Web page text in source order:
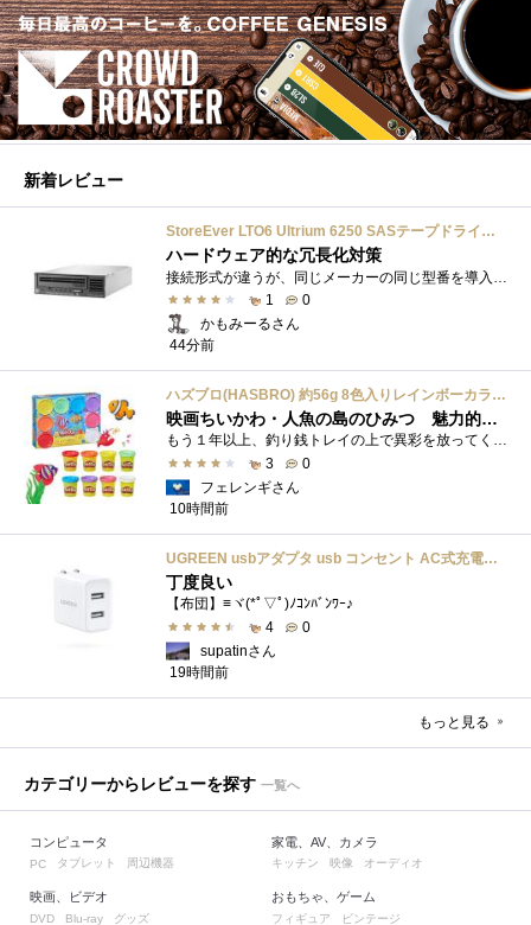
新着レビュー
StoreEver LTO6 Ultrium 6250 SASテープドライブ(内蔵型)
ハードウェア的な冗長化対策
1
0
かもみーるさん
44分前
ハズブロ(HASBRO) 約56g 8色入りレインボーカラーのプレイ・ドー、新学期用品、2才以上のプリスクールの子供向け、子供向けのアート&クラフト 粘土 ねんど、こどもの日、子供の日プレゼント
映画ちいかわ・人魚の島のひみつ 魅力的なビラン：セイレーンを造ってみた
もう１年以上、釣り銭トレイの上で異彩を放ってくれたミャクミャクのマグネット 映画ちいかわ人魚の島のひみつを鑑賞後、素敵なビランのセイ...
3
0
フェレンギさん
10時間前
UGREEN usbアダプタ usb コンセント AC式充電器 3.1A PSE認証済み 折りたたみ式プラグ 2ポート
丁度良い
【布団】≡ヾ(*ﾟ▽ﾟ)ﾉｺﾝﾊﾞﾝﾜｰ♪
4
0
supatinさん
19時間前
もっと見る
カテゴリーからレビューを探す 一覧へ
コンピュータ
PC タブレット 周辺機器
映画、ビデオ
DVD Blu-ray グッズ
家電、AV、カメラ
キッチン 映像 オーディオ
おもちゃ、ゲーム
フィギュア ビンテージ